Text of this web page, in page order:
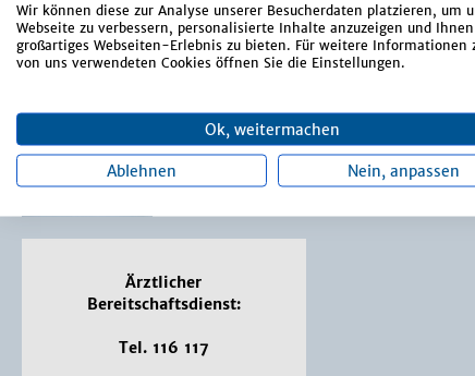
Wir können diese zur Analyse unserer Besucherdaten platzieren, um
Webseite zu verbessern, personalisierte Inhalte anzuzeigen und
großartiges Webseiten-Erlebnis zu bieten. Für weitere Informationen
von uns verwendeten Cookies öffnen Sie die Einstellungen.
Ok, weitermachen
Ablehnen Nein, anpassen
Ärztlicher
Bereitschaftsdienst:
Tel. 116 117